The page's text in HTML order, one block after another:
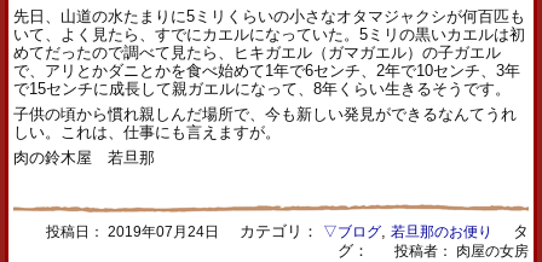
先日、山道の水たまりに5ミリくらいの小さなオタマジャクシが何百匹も
いて、よく見たら、すでにカエルになっていた。5ミリの黒いカエルは初
めてだったので調べて見たら、ヒキガエル（ガマガエル）の子ガエル
で、アリとかダニとかを食べ始めて1年で6センチ、2年で10センチ、3年
で15センチに成長して親ガエルになって、8年くらい生きるそうです。
子供の頃から慣れ親しんだ場所で、今も新しい発見ができるなんてうれ
しい。これは、仕事にも言えますが。
肉の鈴木屋 若旦那
投稿日： 2019年07月24日 カテゴリ： ▽ブログ, 若旦那のお便り
タ
グ： 投稿者： 肉屋の女房